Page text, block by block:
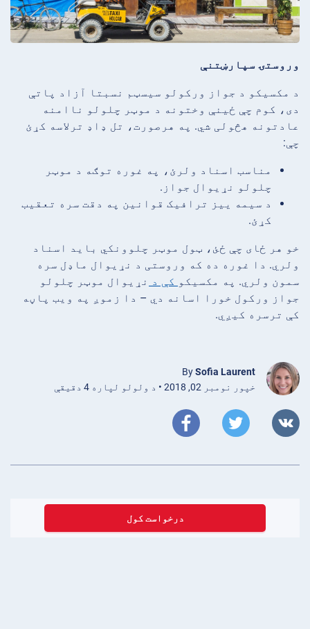
وروستۍ سپارښتنې
د مکسیکو د جواز ورکولو سیسټم نسبتا آزاد پاتې
دی، کوم چې ځینې وختونه د موټر چلولو ناامنه
عادتونه هڅولی شي. په هرصورت، تل ډاډ ترلاسه کړئ
چې:
مناسب اسناد ولرئ، په غوره توګه د موټر
چلولو نړیوال جواز.
د سیمه ییز ترافیک قوانین په دقت سره تعقیب
کړئ.
خو هر ځای چې ځئ، ټول موټر چلوونکي باید اسناد
ولري. دا غوره ده که وروستی د نړیوال ماډل سره
سمون ولري. په مکسیکو کې د نړیوال موټر چلولو
جواز ورکول خورا اسانه دي – دا زموږ په ویب پاڼه
کې ترسره کیږي.
BySofia Laurent
خپور نومبر 02, 2018 • د ولولو لپاره 4 دقیقې
درخواست کول